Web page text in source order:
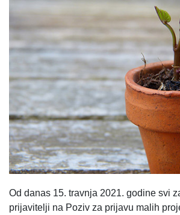
Od danas 15. travnja 2021. godine svi
prijavitelji na Poziv za prijavu malih